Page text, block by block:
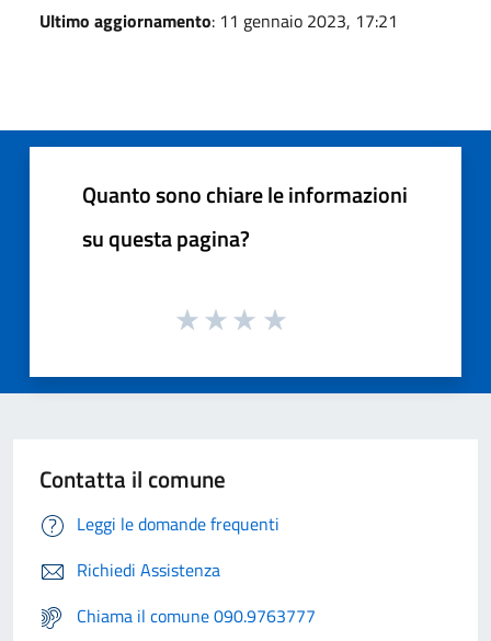
Ultimo aggiornamento: 11 gennaio 2023, 17:21
Quanto sono chiare le informazioni
su questa pagina?
Contatta il comune
Leggi le domande frequenti
Richiedi Assistenza
Chiama il comune 090.9763777